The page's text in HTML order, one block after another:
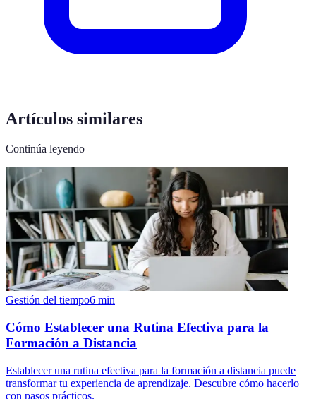
Artículos similares
Continúa leyendo
Gestión del tiempo6 min
Cómo Establecer una Rutina Efectiva para la
Formación a Distancia
Establecer una rutina efectiva para la formación a distancia puede
transformar tu experiencia de aprendizaje. Descubre cómo hacerlo
con pasos prácticos.